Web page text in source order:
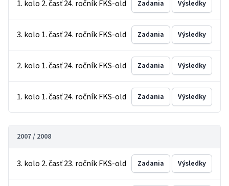
1. kolo 2. časť 24. ročník FKS-old Zadania Výsledky
3. kolo 1. časť 24. ročník FKS-old Zadania Výsledky
2. kolo 1. časť 24. ročník FKS-old Zadania Výsledky
1. kolo 1. časť 24. ročník FKS-old Zadania Výsledky
2007 / 2008
3. kolo 2. časť 23. ročník FKS-old Zadania Výsledky